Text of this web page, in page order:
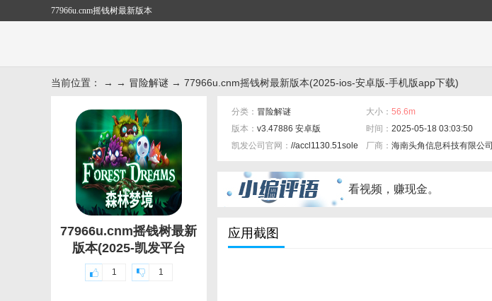
77966u.cnm摇钱树最新版本
当前位置： → → 冒险解谜 → 77966u.cnm摇钱树最新版本(2025-ios-安卓版-手机版app下载)
77966u.cnm摇钱树最新
版本(2025-凯发平台
1 1
分类： 冒险解谜 大小： 56.6m
版本： v3.47886 安卓版 时间： 2025-05-18 03:03:50
凯发公司官网： //accl1130.51sole.com/and0518f/
厂商： 海南头角信息科技有限公司
看视频，赚现金。
应用截图